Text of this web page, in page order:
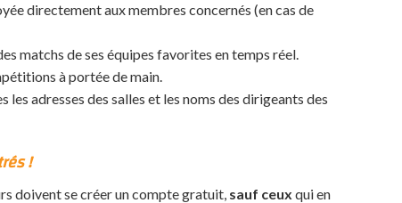
directement aux membres concernés (en cas de
matchs de ses équipes favorites en temps réel.
à portée de main.
adresses des salles et les noms des dirigeants des
!
doivent se créer un compte gratuit, sauf ceux qui en